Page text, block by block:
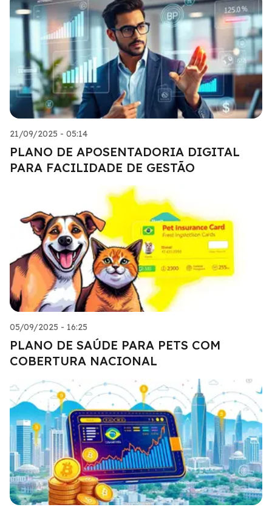
21/09/2025 - 05:14
PLANO DE APOSENTADORIA DIGITAL
PARA FACILIDADE DE GESTÃO
05/09/2025 - 16:25
PLANO DE SAÚDE PARA PETS COM
COBERTURA NACIONAL